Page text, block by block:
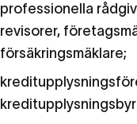
professionella
revisorer,
försäkringsmäklare;